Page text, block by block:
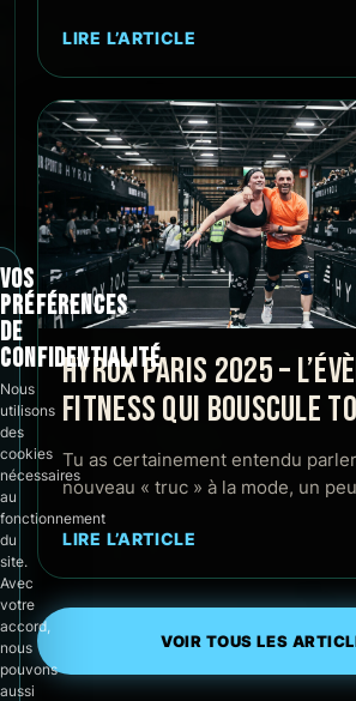
LIRE L’ARTICLE
HYROX PARIS 2025 –
FITNESS QUI BOUSCULE
Tu as certainement entendu
nouveau « truc » à la mode, un
LIRE L’ARTICLE
VOIR TOUS LES
VOS
PRÉFÉRENCES
DE
CONFIDENTIALITÉ
Nous
utilisons
des
cookies
nécessaires
au
fonctionnement
du
site.
Avec
votre
accord,
nous
pouvons
aussi